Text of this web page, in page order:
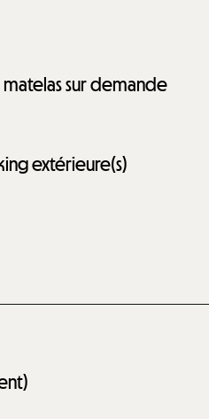
matelas sur demande
extérieure(s)